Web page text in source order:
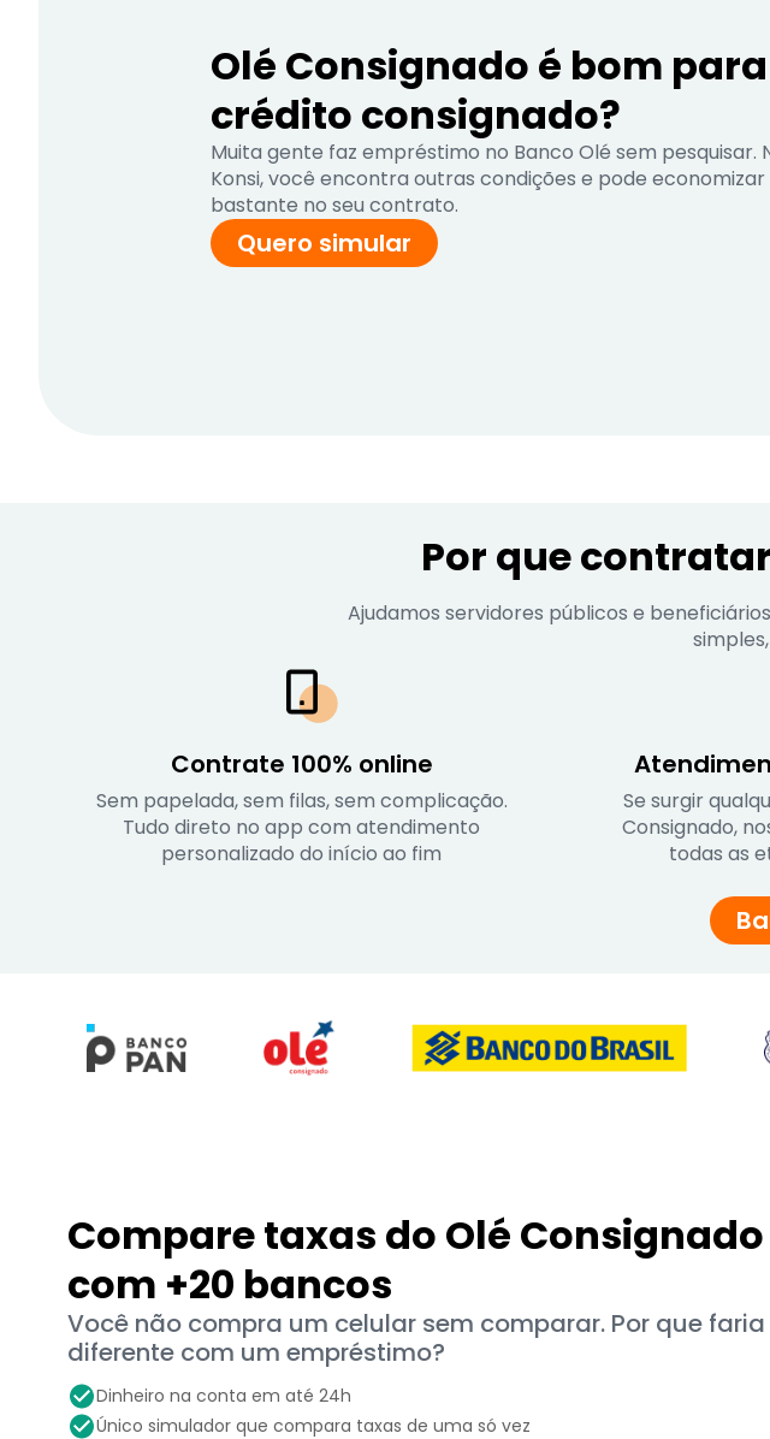
Olé Consignado é bom para
crédito consignado?
Muita gente faz empréstimo no Banco Olé sem pesquisar.
Konsi, você encontra outras condições e pode economizar
bastante no seu contrato.
Quero simular
Por que
Ajudamos servidores públicos e
Contrate 100% online
Sem papelada, sem filas, sem complicação.
Tudo direto no app com atendimento
personalizado do início ao fim
Se surgir
Consignado,
todas as
Compare taxas do Olé Consignado
com +20 bancos
Você não compra um celular sem comparar. Por que faria
diferente com um empréstimo?
Dinheiro na conta em até 24h
Único simulador que compara taxas de uma só vez